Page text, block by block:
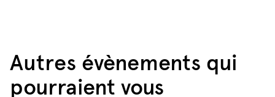
Autres évènements qui
pourraient vous